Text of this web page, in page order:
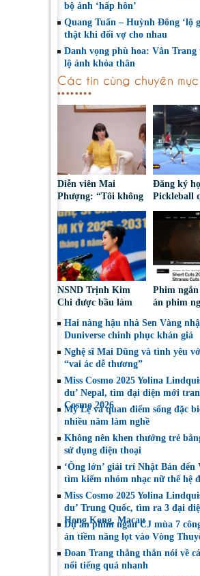
bộ ảnh ‘hấp hôn’
Quang Tuấn – Huỳnh Đông ‘lộ
thật khi đổi vợ cho nhau
Danh vọng phù hoa: Vân
lộ ảnh khỏa thân
Các tin cùng chuyên mục
Diễn viên Mai
Phượng: “Tôi không
bao giờ hối hận về
những gì mình đã
chọn”
Đăng ký
Pickleball
Nguy cơ bị
đoạt tài
NSND Trịnh Kim
Chi được bầu làm
Nghệ sĩ Sân khấu
Việt Nam
Phim
án phim
tại LHP
Toronto
Hai nàng hậu nhà Sen Vàng
Duniverse chinh phục khán giả
Nghệ sĩ Mai Dũng và tình yêu
“vai ác dễ thương”
Miss Cosmo 2025 Yolina
du’ Nepal, tìm đại diện mới
Cosmo 2026
Mỹ Lệ và quan điểm sống đặc
nhiều năm làm nghề
Không nên khen thưởng trẻ
sử dụng điện thoại
‘Ông lớn’ giải trí Nhật Bản đến
tìm kiếm nhóm nhạc nữ thế hệ
Miss Cosmo 2025 Yolina
du’ Trung Quốc, tìm ra 3 đại
Hong Kong, Macau
Dự án phim ngắn CJ mùa 7
án tiềm năng lọt vào Vòng
Đoan Trang thẳng thắn nói về
nổi tiếng quá nhanh